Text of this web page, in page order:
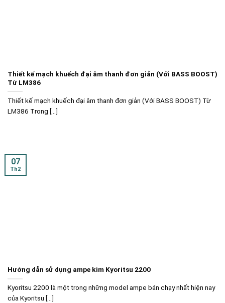
Thiết kế mạch khuếch đại âm thanh đơn giản (Với BASS BOOST)
Từ LM386
Thiết kế mạch khuếch đại âm thanh đơn giản (Với BASS BOOST) Từ
LM386 Trong [...]
Hướng dẫn sử dụng ampe kìm Kyoritsu 2200
Kyoritsu 2200 là một trong những model ampe bán chạy nhất hiện nay
của Kyoritsu [...]
07
Th2